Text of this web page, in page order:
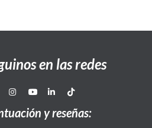
en las redes
y reseñas: